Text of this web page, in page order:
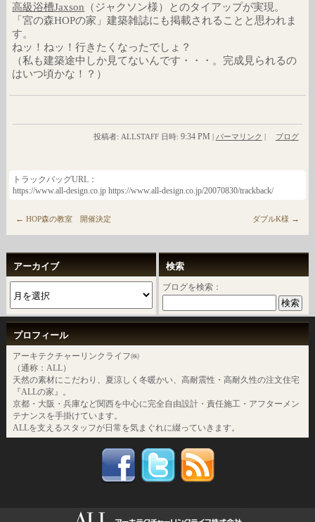
高級浴槽Jaxson （ジャクソン様）とのタイアップが実現。
「宮の森HOPの家」建築雑誌にも掲載されることと思われま
す。
ねッ！ねッ！行きたくなったでしょ？
（私も建築途中しか見てないんです・・・。完成見られるの
はいつ頃かな！？）
投稿者: ALLSTAFF 日時: 9:34 PM | パーマリンク | ブログ
トラックバッグURL：
https://www.all-design.co.jp https://www.all-design.co.jp/20070830/trackback/
← HOP森の教室 開催決定 ダブルK様 →
アーカイブ 検索
ブログを検索：
プロフィール
アーキテクチャーリンクライフ㈱
（通称：ALL）
天然の素材にこだわり、夏涼しく冬暖かい、高耐震性・高耐久性の注文住宅
『ALLの家』。
京都・大阪・兵庫など関西を中心に完全自由設計・責任施工・アフターメン
テナンスを手掛けています。
ALLを支えるスタッフが日常を気まぐれに綴っていきます。